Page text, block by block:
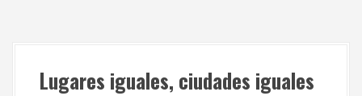
Lugares iguales, ciudades iguales